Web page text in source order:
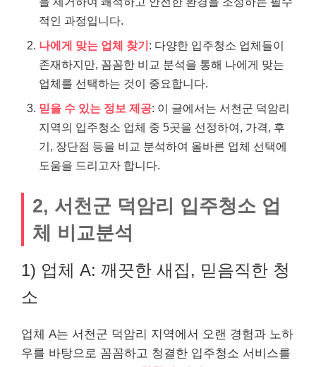
적인 과정입니다.
나에게 맞는 업체 찾기: 다양한 입주청소 업체들이
존재하지만, 꼼꼼한 비교 분석을 통해 나에게 맞는
업체를 선택하는 것이 중요합니다.
믿을 수 있는 정보 제공: 이 글에서는 서천군 덕암리
지역의 입주청소 업체 중 5곳을 선정하여, 가격, 후
기, 장단점 등을 비교 분석하여 올바른 업체 선택에
도움을 드리고자 합니다.
2, 서천군 덕암리 입주청소 업
체 비교분석
1) 업체 A: 깨끗한 새집, 믿음직한 청
소
업체 A는 서천군 덕암리 지역에서 오랜 경험과 노하
우를 바탕으로 꼼꼼하고 청결한 입주청소 서비스를